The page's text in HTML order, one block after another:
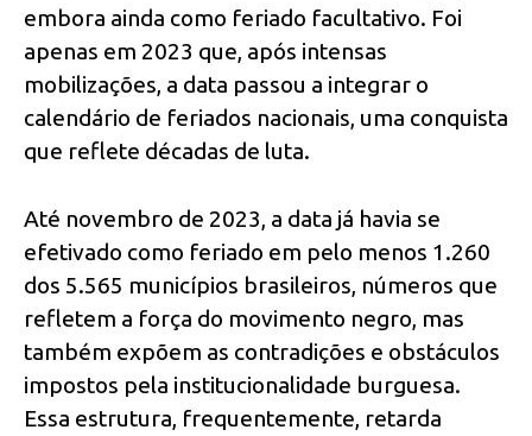
embora ainda como feriado facultativo. Foi
apenas em 2023 que, após intensas
mobilizações, a data passou a integrar o
calendário de feriados nacionais, uma conquista
que reflete décadas de luta.
Até novembro de 2023, a data já havia se
efetivado como feriado em pelo menos 1.260
dos 5.565 municípios brasileiros, números que
refletem a força do movimento negro, mas
também expõem as contradições e obstáculos
impostos pela institucionalidade burguesa.
Essa estrutura, frequentemente, retarda